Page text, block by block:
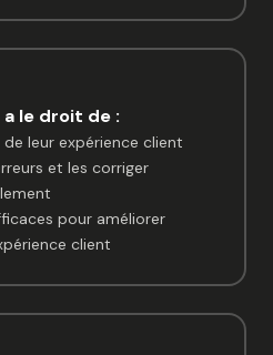
le droit de :
leur expérience client
et les corriger
pour améliorer
client